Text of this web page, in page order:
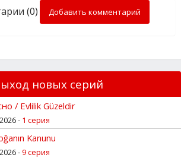
(0) Добавить комментарий
новых серий
/ Evlilik Güzeldir
- 1 серия
Kanunu
-9 серия